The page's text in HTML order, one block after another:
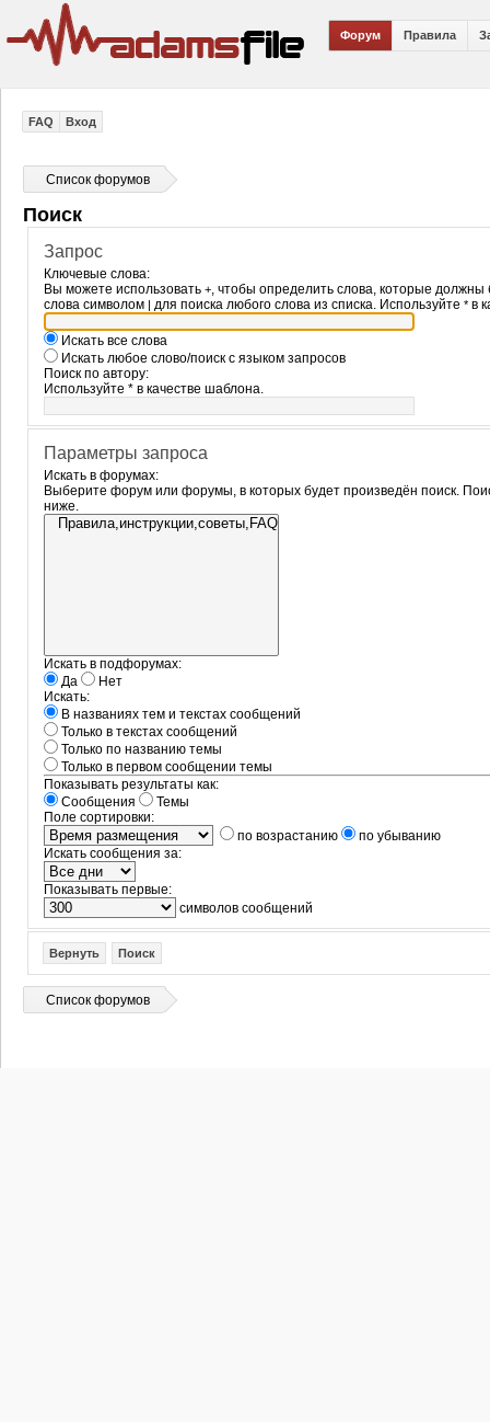
Форум Правила
FAQ Вход
Список форумов
Поиск
Запрос
Ключевые слова:
Вы можете использовать +, чтобы определить слова, которые должны
слова символом | для поиска любого слова из списка. Используйте * в
Искать все слова
Искать любое слово/поиск с языком запросов
Поиск по автору:
Используйте * в качестве шаблона.
Параметры запроса
Искать в форумах:
Выберите форум или форумы, в которых будет произведён поиск.
ниже.
Искать в подфорумах:
Да
Нет
Искать:
В названиях тем и текстах сообщений
Только в текстах сообщений
Только по названию темы
Только в первом сообщении темы
Показывать результаты как:
Сообщения
Темы
Поле сортировки:
по возрастанию
по убыванию
Искать сообщения за:
Показывать первые:
символов сообщений
Список форумов